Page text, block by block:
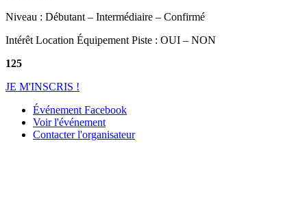
Niveau : Débutant – Intermédiaire – Confirmé
Intérêt Location Équipement Piste : OUI – NON
125
JE M'INSCRIS !
Événement Facebook
Voir l'événement
Contacter l'organisateur